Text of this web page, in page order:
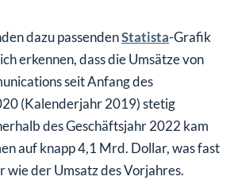
dazu passendenStatista-Grafik
erkennen, dass die Umsätze von
seit Anfang des
(Kalenderjahr 2019) stetig
des Geschäftsjahr 2022 kam
auf knapp 4,1 Mrd. Dollar, was fast
wie der Umsatz des Vorjahres.